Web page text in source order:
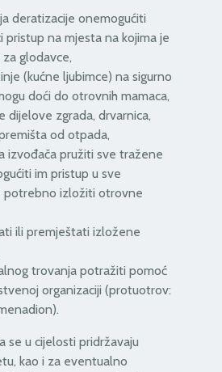
deratizacije onemogućiti
pristup na mjesta na kojima je
glodavce,
(kućne ljubimce) na sigurno
doći do otrovnih mamaca,
dijelove zgrada, drvarnica,
od otpada,
izvođača pružiti sve tražene
im pristup u sve
potrebno izložiti otrovne
ili premještati izložene
trovanja potražiti pomoć
organizaciji (protuotrov:
se u cijelosti pridržavaju
kao i za eventualno